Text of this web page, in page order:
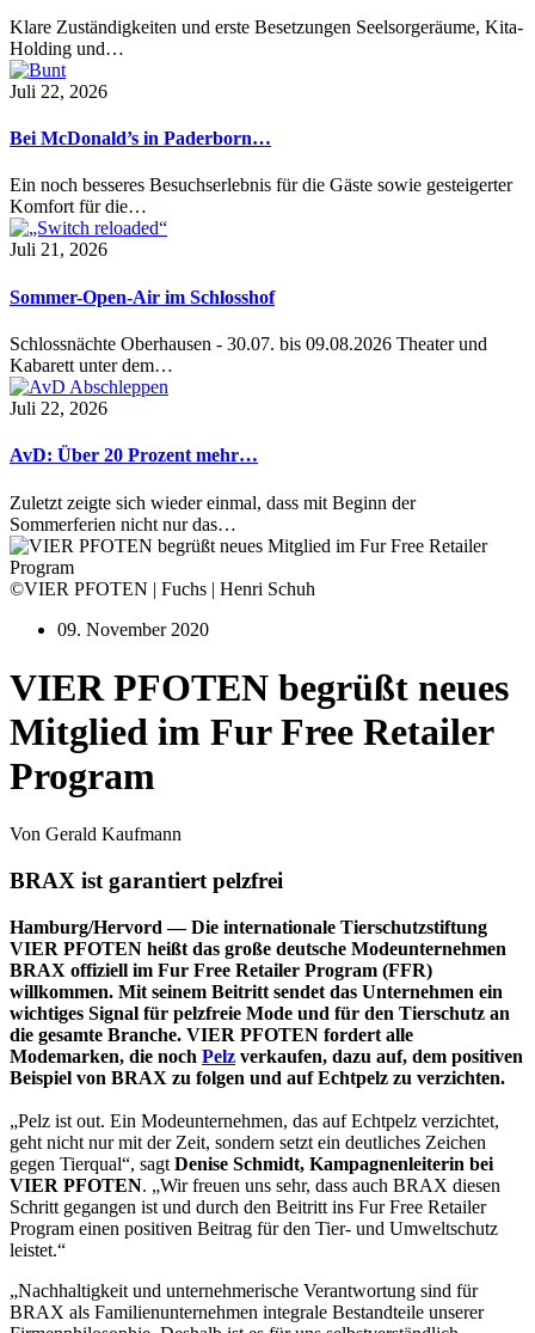
Klare Zuständigkeiten und erste Besetzungen Seelsorgeräume, Kita-
Holding und…
Juli 22, 2026
Bei McDonald’s in Paderborn…
Ein noch besseres Besuchserlebnis für die Gäste sowie gesteigerter
Komfort für die…
Juli 21, 2026
Sommer-Open-Air im Schlosshof
Schlossnächte Oberhausen - 30.07. bis 09.08.2026 Theater und
Kabarett unter dem…
Juli 22, 2026
AvD: Über 20 Prozent mehr…
Zuletzt zeigte sich wieder einmal, dass mit Beginn der
Sommerferien nicht nur das…
©VIER PFOTEN | Fuchs | Henri Schuh
09. November 2020
VIER PFOTEN begrüßt neues
Mitglied im Fur Free Retailer
Program
Von Gerald Kaufmann
BRAX ist garantiert pelzfrei
Hamburg/Hervord —Die internationale Tierschutzstiftung
VIER PFOTEN heißt das große deutsche Modeunternehmen
BRAX offiziell im Fur Free Retailer Program (FFR)
willkommen. Mit seinem Beitritt sendet das Unternehmen ein
wichtiges Signal für pelzfreie Mode und für den Tierschutz an
die gesamte Branche. VIER PFOTEN fordert alle
Modemarken, die noch Pelz verkaufen, dazu auf, dem positiven
Beispiel von BRAX zu folgen und auf Echtpelz zu verzichten.
„Pelz ist out. Ein Modeunternehmen, das auf Echtpelz verzichtet,
geht nicht nur mit der Zeit, sondern setzt ein deutliches Zeichen
gegen Tierqual“, sagt Denise Schmidt, Kampagnenleiterin bei
VIER PFOTEN. „Wir freuen uns sehr, dass auch BRAX diesen
Schritt gegangen ist und durch den Beitritt ins Fur Free Retailer
Program einen positiven Beitrag für den Tier- und Umweltschutz
leistet.“
„Nachhaltigkeit und unternehmerische Verantwortung sind für
BRAX als Familienunternehmen integrale Bestandteile unserer